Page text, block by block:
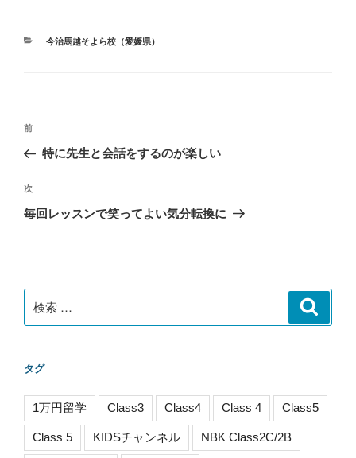
カ
今治馬越そよら校（愛媛県）
投
ナ
ビ
ゲ
ン
過
去
投
稿
前
特に先生と会話をするのが楽しい
次
の
次
毎回レッスンで笑ってよい気分転換に
索:
タグ
1万円留学 Class3 Class4 Class 4 Class5
Class 5 KIDSチャンネル NBK Class2C/2B